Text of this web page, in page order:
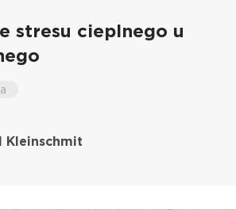
stresu cieplnego u
Kleinschmit